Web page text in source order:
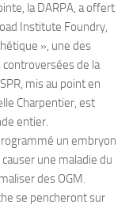
la DARPA, a offert
Institute Foundry,
», une des
de la
mis au point en
Charpentier, est
entier.
un embryon
une maladie du
des OGM.
se pencheront sur